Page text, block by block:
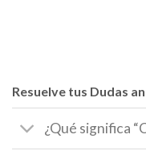
Resuelve tus Dudas
¿Qué significa